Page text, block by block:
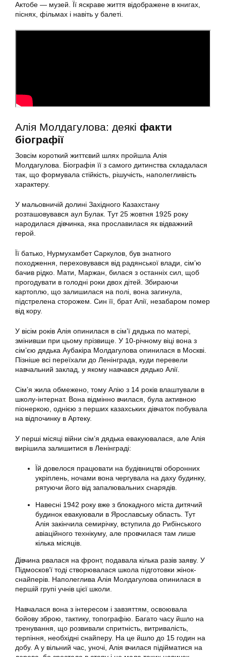
Актобе — музей. Її яскраве життя відображене в книгах,
піснях, фільмах і навіть у балеті.
Алія Молдагулова: деякі факти
біографії
Зовсім короткий життєвий шлях пройшла Алія
Молдагулова. Біографія її з самого дитинства складалася
так, що формувала стійкість, рішучість, наполегливість
характеру.
У мальовничій долині Західного Казахстану
розташовувався аул Булак. Тут 25 жовтня 1925 року
народилася дівчинка, яка прославилася як відважний
герой.
Її батько, Нурмухамбет Саркулов, був знатного
походження, переховувався від радянської влади, сім’ю
бачив рідко. Мати, Маржан, билася з останніх сил, щоб
прогодувати в голодні роки двох дітей. Збираючи
картоплю, що залишилася на полі, вона загинула,
підстрелена сторожем. Син її, брат Алії, незабаром помер
від кору.
У вісім років Алія опинилася в сім’ї дядька по матері,
змінивши при цьому прізвище. У 10-річному віці вона з
сім’єю дядька Аубакіра Молдагулова опинилася в Москві.
Пізніше всі переїхали до Ленінграда, куди перевели
навчальний заклад, у якому навчався дядько Алії.
Сім’я жила обмежено, тому Алію з 14 років влаштували в
школу-інтернат. Вона відмінно вчилася, була активною
піонеркою, однією з перших казахських дівчаток побувала
на відпочинку в Артеку.
У перші місяці війни сім’я дядька евакуювалася, але Алія
вирішила залишитися в Ленінграді:
Їй довелося працювати на будівництві оборонних
укріплень, ночами вона чергувала на даху будинку,
рятуючи його від запалювальних снарядів.
Навесні 1942 року вже з блокадного міста дитячий
будинок евакуювали в Ярославську область. Тут
Алія закінчила семирічку, вступила до Рибінського
авіаційного технікуму, але провчилася там лише
кілька місяців.
Дівчина рвалася на фронт, подавала кілька разів заяву. У
Підмосков’ї тоді створювалася школа підготовки жінок-
снайперів. Наполеглива Алія Молдагулова опинилася в
першій групі учнів цієї школи.
Навчалася вона з інтересом і завзяттям, освоювала
бойову зброю, тактику, топографію. Багато часу йшло на
тренування, що розвивали спритність, витривалість,
терпіння, необхідні снайперу. На це йшло до 15 годин на
добу. А у вільний час, уночі, Алія вчилася підійматися на